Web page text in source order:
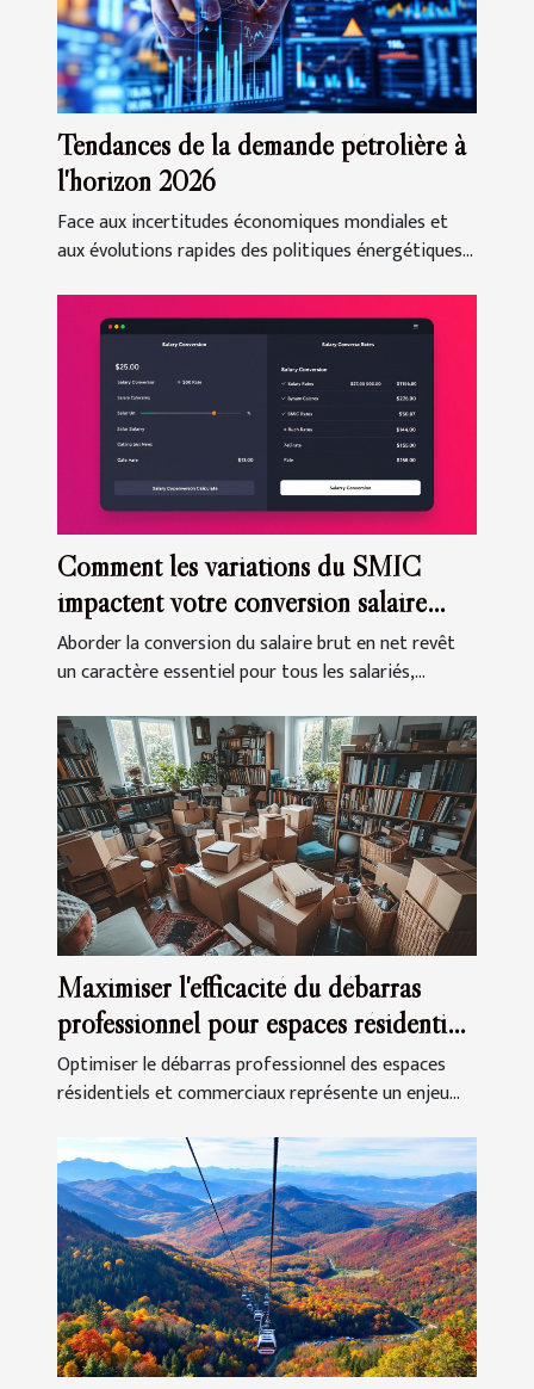
Tendances de la demande pétrolière à
l'horizon 2026
Face aux incertitudes économiques mondiales et
aux évolutions rapides des politiques énergétiques...
Comment les variations du SMIC
impactent votre conversion salaire
brut en net ?
Aborder la conversion du salaire brut en net revêt
un caractère essentiel pour tous les salariés,...
Maximiser l'efficacité du débarras
professionnel pour espaces résidentiels
et commerciaux
Optimiser le débarras professionnel des espaces
résidentiels et commerciaux représente un enjeu...